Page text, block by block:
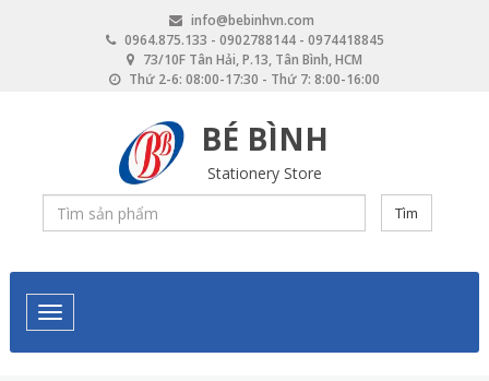
info@bebinhvn.com
0964.875.133 - 0902788144 - 0974418845
73/10F Tân Hải, P.13, Tân Bình, HCM
Thứ 2-6: 08:00-17:30 - Thứ 7: 8:00-16:00
BÉ BÌNH
Stationery Store
Tìm